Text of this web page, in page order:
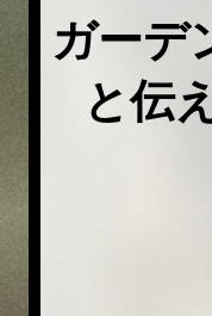
ガーデ
と伝